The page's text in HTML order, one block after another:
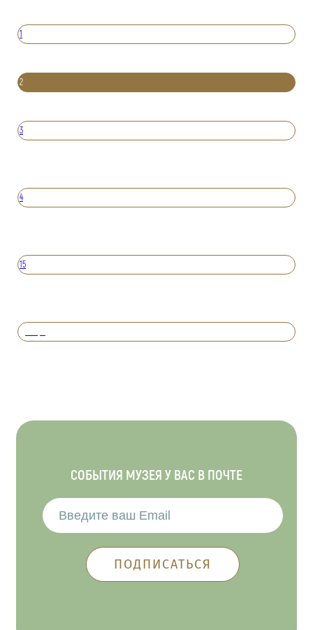
1
2
3
4
15
СОБЫТИЯ МУЗЕЯ У ВАС В ПОЧТЕ